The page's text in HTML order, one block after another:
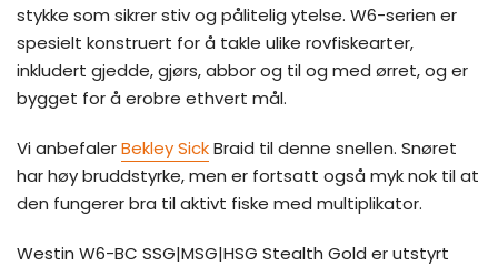
stykke som sikrer stiv og pålitelig ytelse. W6-serien er
spesielt konstruert for å takle ulike rovfiskearter,
inkludert gjedde, gjørs, abbor og til og med ørret, og er
bygget for å erobre ethvert mål.
Vi anbefalerBekley SickBraid til denne snellen. Snøret
har høy bruddstyrke, men er fortsatt også myk nok til at
den fungerer bra til aktivt fiske med multiplikator.
Westin W6-BC SSG|MSG|HSG Stealth Gold er utstyrt